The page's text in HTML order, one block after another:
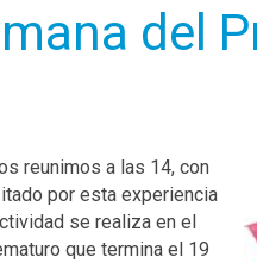
del
reunimos a las 14, con
por esta experiencia
se realiza en el
que termina el 19